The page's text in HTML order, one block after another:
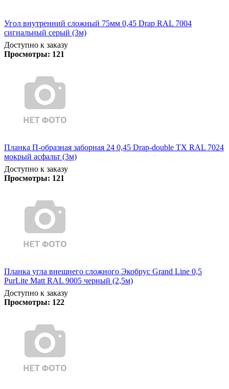
Угол внутренний сложный 75мм 0,45 Drap RAL 7004
сигнальный серый (3м)
Доступно к заказу
Просмотры: 121
Планка П-образная заборная 24 0,45 Drap-double TX RAL 7024
мокрый асфальт (3м)
Доступно к заказу
Просмотры: 121
Планка угла внешнего сложного Экобрус Grand Line 0,5
PurLite Matt RAL 9005 черный (2,5м)
Доступно к заказу
Просмотры: 122